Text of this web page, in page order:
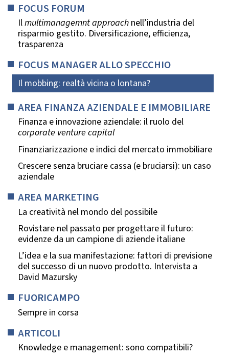
FOCUS FORUM
Ilmultimanagemnt approach nell’industria del
risparmio gestito. Diversificazione, efficienza,
trasparenza
FOCUS MANAGER ALLO SPECCHIO
Il mobbing: realtà vicina o lontana?
AREA FINANZA AZIENDALE E IMMOBILIARE
Finanza e innovazione aziendale: il ruolo del
corporate venture capital
Finanziarizzazione e indici del mercato immobiliare
Crescere senza bruciare cassa (e bruciarsi): un caso
aziendale
AREA MARKETING
La creatività nel mondo del possibile
Rovistare nel passato per progettare il futuro:
evidenze da un campione di aziende italiane
L’idea e la sua manifestazione: fattori di previsione
del successo di un nuovo prodotto. Intervista a
David Mazursky
FUORICAMPO
Sempre in corsa
ARTICOLI
Knowledge e management: sono compatibili?